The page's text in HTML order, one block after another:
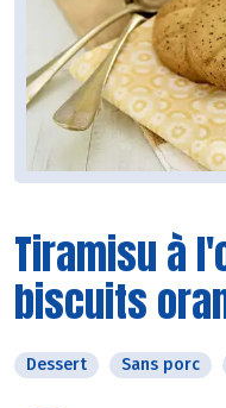
Tiramisu à
biscuits
Dessert Sans porc